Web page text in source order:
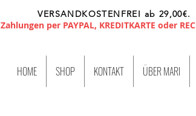
HOME SHOP KONTAKT ÜBER MARI
VERSANDKOSTENFREI ab 29,00€.
Zahlungen per PAYPAL, KREDITKARTE oder